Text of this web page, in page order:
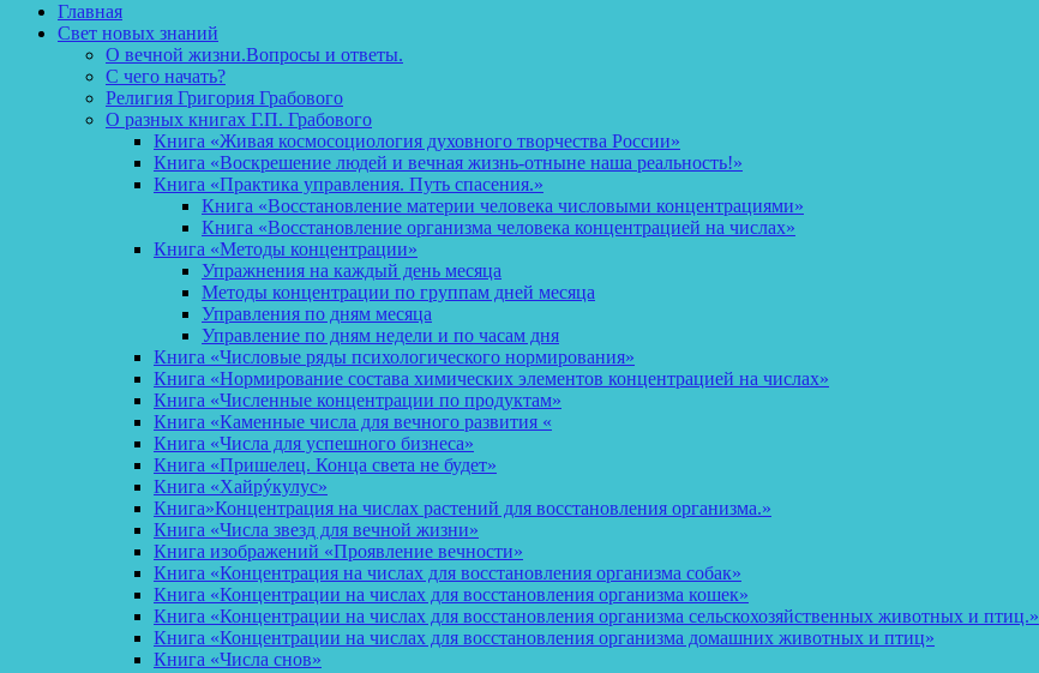
Главная
Свет новых знаний
О вечной жизни.Вопросы и ответы.
С чего начать?
Религия Григория Грабового
О разных книгах Г.П. Грабового
Книга «Живая космосоциология духовного творчества России»
Книга «Воскрешение людей и вечная жизнь-отныне наша реальность!»
Книга «Практика управления. Путь спасения.»
Книга «Восстановление материи человека числовыми концентрациями»
Книга «Восстановление организма человека концентрацией на числах»
Книга «Методы концентрации»
Упражнения на каждый день месяца
Методы концентрации по группам дней месяца
Управления по дням месяца
Управление по дням недели и по часам дня
Книга «Числовые ряды психологического нормирования»
Книга «Нормирование состава химических элементов концентрацией на числах»
Книга «Численные концентрации по продуктам»
Книга «Каменные числа для вечного развития «
Книга «Числа для успешного бизнеса»
Книга «Пришелец. Конца света не будет»
Книга «Хайрýкулус»
Книга»Концентрация на числах растений для восстановления организма.»
Книга «Числа звезд для вечной жизни»
Книга изображений «Проявление вечности»
Книга «Концентрация на числах для восстановления организма собак»
Книга «Концентрации на числах для восстановления организма кошек»
Книга «Концентрации на числах для восстановления организма сельскохозяйственных животных и птиц.»
Книга «Концентрации на числах для восстановления организма домашних животных и птиц»
Книга «Числа снов»